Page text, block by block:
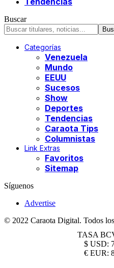
Buscar
Categorías
Venezuela
Mundo
EEUU
Sucesos
Show
Deportes
Tendencias
Caraota Tips
Columnistas
Link Extras
Favoritos
Sitemap
Síguenos
Advertise
© 2022 Caraota Digital. Todos
TASA
$ USD:
€ EUR: